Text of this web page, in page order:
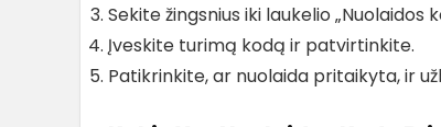
Sekite žingsnius iki laukelio „Nuolaidos
Įveskite turimą kodą ir patvirtinkite.
Patikrinkite, ar nuolaida pritaikyta, ir